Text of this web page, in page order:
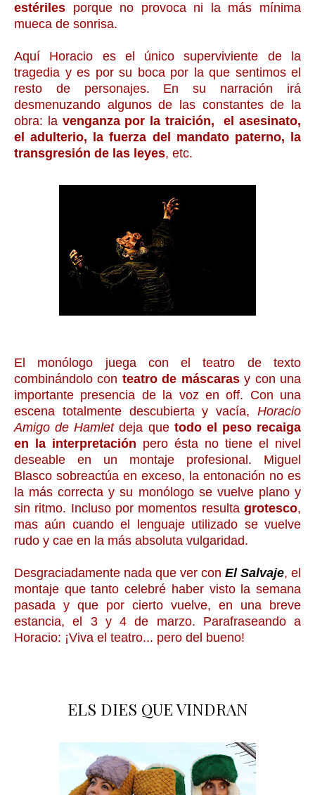
estériles porque no provoca ni la más mínima
mueca de sonrisa.
Aquí Horacio es el único superviviente de la
tragedia y es por su boca por la que sentimos el
resto de personajes. En su narración irá
desmenuzando algunos de las constantes de la
obra: la venganza por la traición, el asesinato,
el adulterio, la fuerza del mandato paterno, la
transgresión de las leyes, etc.
El monólogo juega con el teatro de texto
combinándolo con teatro de máscarasy con una
importante presencia de la voz en off. Con una
escena totalmente descubierta y vacía, Horacio
Amigo de Hamletdeja que todo el peso recaiga
en la interpretación pero ésta no tiene el nivel
deseable en un montaje profesional. Miguel
Blasco sobreactúa en exceso, la entonación no es
la más correcta y su monólogo se vuelve plano y
sin ritmo. Incluso por momentos resulta grotesco,
mas aún cuando el lenguaje utilizado se vuelve
rudo y cae en la más absoluta vulgaridad.
Desgraciadamente nada que ver con El Salvaje, el
montaje que tanto celebré haber visto la semana
pasada y que por cierto vuelve, en una breve
estancia, el 3 y 4 de marzo. Parafraseando a
Horacio: ¡Viva el teatro... pero del bueno!
ELS DIES QUE VINDRAN